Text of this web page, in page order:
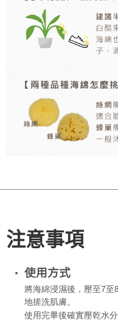
注意事項
使用方式
將海綿浸濕後，壓至7
地搓洗肌膚。
使用完畢後確實壓乾水